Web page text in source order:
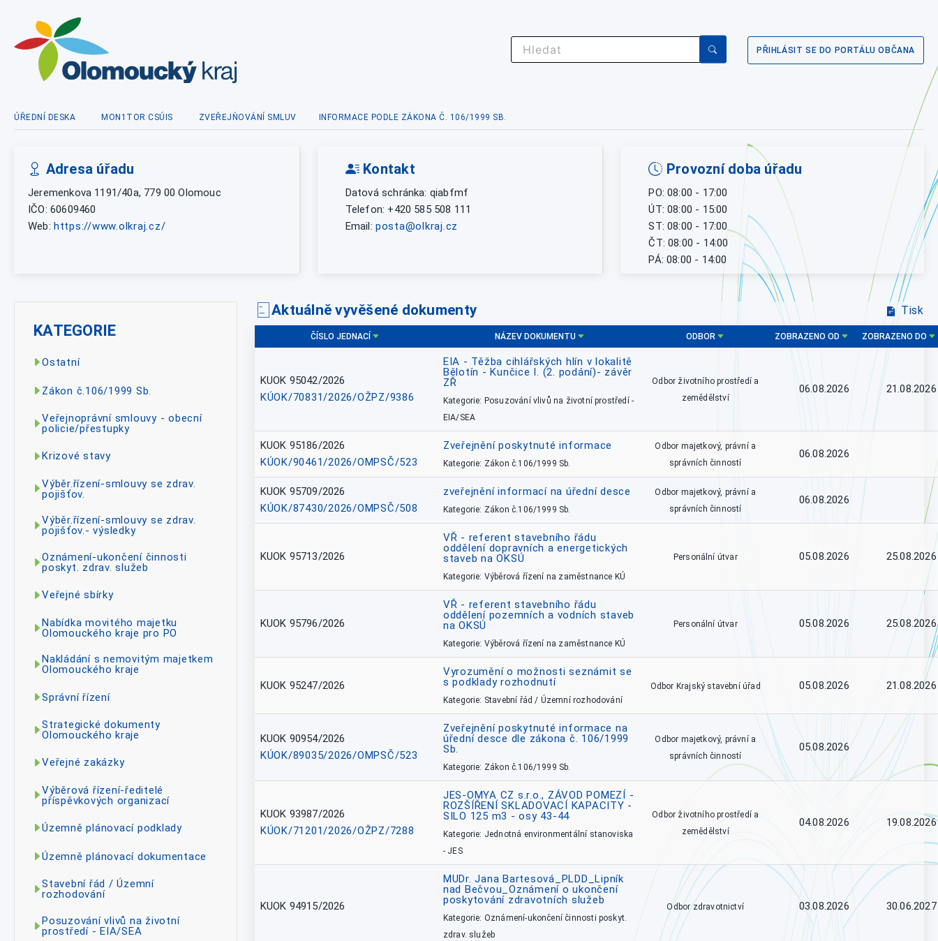
PŘIHLÁSIT SE DO PORTÁLU OBČANA
ÚŘEDNÍ DESKA MON1TOR CSÚIS ZVEŘEJŇOVÁNÍ SMLUV INFORMACE PODLE ZÁKONA Č. 106/1999 SB.
Adresa úřadu
Jeremenkova 1191/40a, 779 00 Olomouc
IČO: 60609460
Web: https://www.olkraj.cz/
Kontakt
Datová schránka: qiabfmf
Telefon: +420 585 508 111
Email: posta@olkraj.cz
Provozní doba úřadu
PO: 08:00 - 17:00
ÚT: 08:00 - 15:00
ST: 08:00 - 17:00
ČT: 08:00 - 14:00
PÁ: 08:00 - 14:00
KATEGORIE
Ostatní
Zákon č.106/1999 Sb.
Veřejnoprávní smlouvy - obecní
policie/přestupky
Krizové stavy
Výběr.řízení-smlouvy se zdrav.
pojišťov.
Výběr.řízení-smlouvy se zdrav.
pojišťov.- výsledky
Oznámení-ukončení činnosti
poskyt. zdrav. služeb
Veřejné sbírky
Nabídka movitého majetku
Olomouckého kraje pro PO
Nakládání s nemovitým majetkem
Olomouckého kraje
Správní řízení
Strategické dokumenty
Olomouckého kraje
Veřejné zakázky
Výběrová řízení-ředitelé
příspěvkových organizací
Územně plánovací podklady
Územně plánovací dokumentace
Stavební řád / Územní
rozhodování
Posuzování vlivů na životní
prostředí - EIA/SEA
Aktuálně vyvěšené dokumenty Tisk
ČÍSLO JEDNACÍ NÁZEV DOKUMENTU ODBOR ZOBRAZENO OD ZOBRAZENO DO
KUOK 95042/2026
KÚOK/70831/2026/OŽPZ/9386
EIA - Těžba cihlářských hlín v lokalitě
Bělotín - Kunčice I. (2. podání)- závěr
ZŘ
Kategorie: Posuzování vlivů na životní prostředí -
EIA/SEA
Odbor životního prostředí a
zemědělství
06.08.2026 21.08.2026
KUOK 95186/2026
KÚOK/90461/2026/OMPSČ/523
Zveřejnění poskytnuté informace
Kategorie: Zákon č.106/1999 Sb.
Odbor majetkový, právní a
správních činností
06.08.2026
KUOK 95709/2026
KÚOK/87430/2026/OMPSČ/508
zveřejnění informací na úřední desce
Kategorie: Zákon č.106/1999 Sb.
Odbor majetkový, právní a
správních činností
06.08.2026
KUOK 95713/2026
VŘ - referent stavebního řádu
oddělení dopravních a energetických
staveb na OKSÚ
Kategorie: Výběrová řízení na zaměstnance KÚ
Personální útvar 05.08.2026 25.08.2026
KUOK 95796/2026
VŘ - referent stavebního řádu
oddělení pozemních a vodních staveb
na OKSÚ
Kategorie: Výběrová řízení na zaměstnance KÚ
Personální útvar 05.08.2026 25.08.2026
KUOK 95247/2026
Vyrozumění o možnosti seznámit se
s podklady rozhodnutí
Kategorie: Stavební řád / Územní rozhodování
Odbor Krajský stavební úřad 05.08.2026 21.08.2026
KUOK 90954/2026
KÚOK/89035/2026/OMPSČ/523
Zveřejnění poskytnuté informace na
úřední desce dle zákona č. 106/1999
Sb.
Kategorie: Zákon č.106/1999 Sb.
Odbor majetkový, právní a
správních činností
05.08.2026
KUOK 93987/2026
KÚOK/71201/2026/OŽPZ/7288
JES-OMYA CZ s.r.o., ZÁVOD POMEZÍ -
ROZŠÍŘENÍ SKLADOVACÍ KAPACITY -
SILO 125 m3 - osy 43-44
Kategorie: Jednotná environmentální stanoviska
- JES
Odbor životního prostředí a
zemědělství
04.08.2026 19.08.2026
KUOK 94915/2026
MUDr. Jana Bartesová_PLDD_Lipník
nad Bečvou_Oznámení o ukončení
poskytování zdravotních služeb
Kategorie: Oznámení-ukončení činnosti poskyt.
zdrav. služeb
Odbor zdravotnictví 03.08.2026 30.06.2027